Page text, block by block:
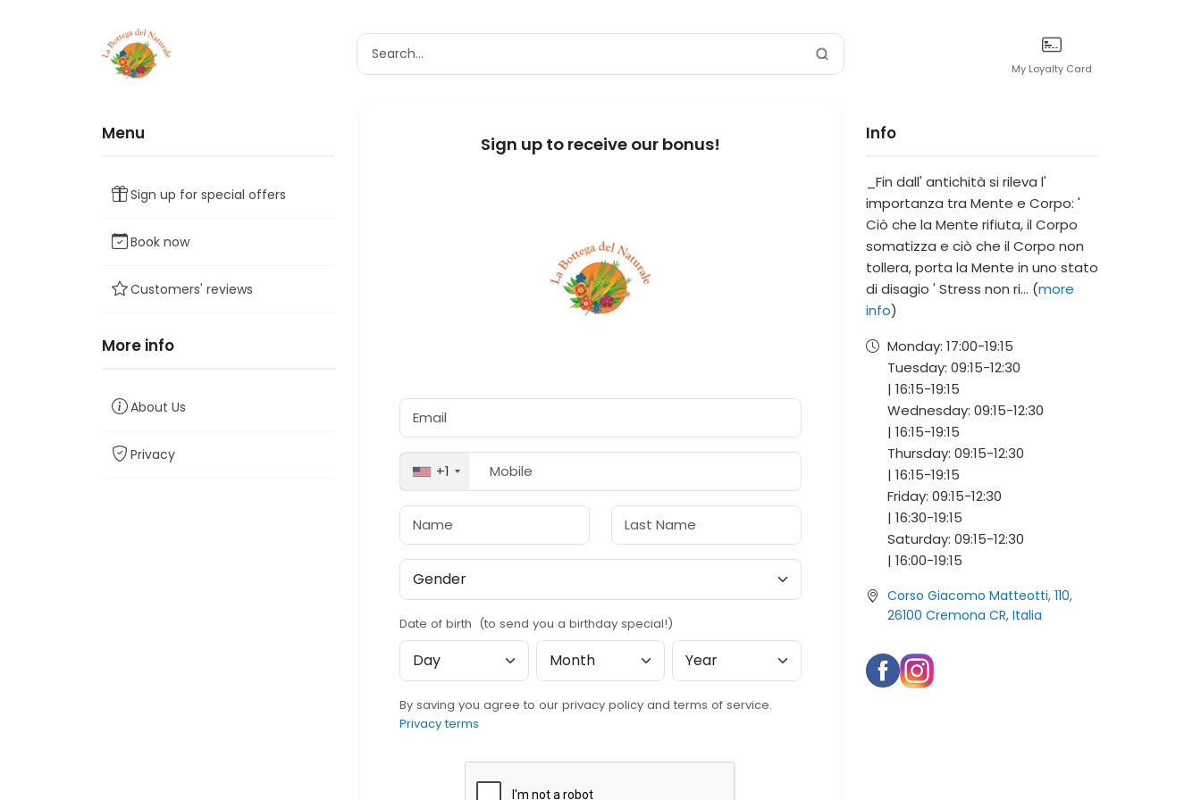
My Loyalty Card
Menu
Sign up for special offers
Book now
Customers' reviews
More info
About Us
Privacy
Sign up to receive our bonus!
+1
Date of birth (to send you a birthday special!)
By saving you agree to our privacy policy and terms of service.
Privacy terms
Info
_Fin dall' antichità si rileva l'
importanza tra Mente e Corpo: '
Ciò che la Mente rifiuta, il Corpo
somatizza e ciò che il Corpo non
tollera, porta la Mente in uno stato
di disagio ' Stress non ri... (more
info)
Monday: 17:00-19:15
Tuesday: 09:15-12:30
| 16:15-19:15
Wednesday: 09:15-12:30
| 16:15-19:15
Thursday: 09:15-12:30
| 16:15-19:15
Friday: 09:15-12:30
| 16:30-19:15
Saturday: 09:15-12:30
| 16:00-19:15
Corso Giacomo Matteotti, 110,
26100 Cremona CR, Italia